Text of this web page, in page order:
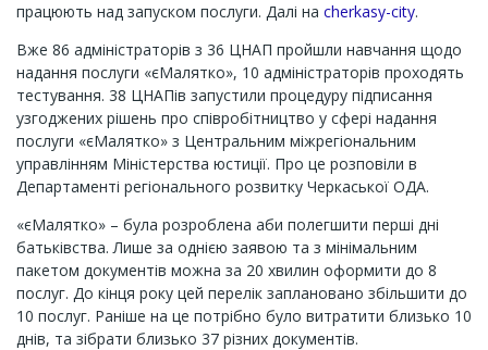
працюють над запуском послуги. Далі на cherkasy-city.
Вже 86 адміністраторів з 36 ЦНАП пройшли навчання щодо
надання послуги «єМалятко», 10 адміністраторів проходять
тестування. 38 ЦНАПів запустили процедуру підписання
узгоджених рішень про співробітництво у сфері надання
послуги «єМалятко» з Центральним міжрегіональним
управлінням Міністерства юстиції. Про це розповіли в
Департаменті регіонального розвитку Черкаської ОДА.
«єМалятко» – була розроблена аби полегшити перші дні
батьківства. Лише за однією заявою та з мінімальним
пакетом документів можна за 20 хвилин оформити до 8
послуг. До кінця року цей перелік заплановано збільшити до
10 послуг. Раніше на це потрібно було витратити близько 10
днів, та зібрати близько 37 різних документів.